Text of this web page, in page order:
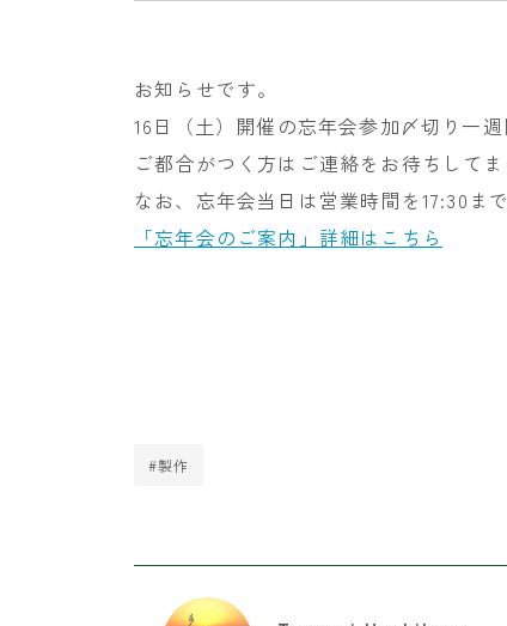
お知らせです。
16日（土）開催の忘年会参加〆切り一週
ご都合がつく方はご連絡をお待ちしてま
なお、忘年会当日は営業時間を17:30ま
「忘年会のご案内」詳細はこちら
#製作